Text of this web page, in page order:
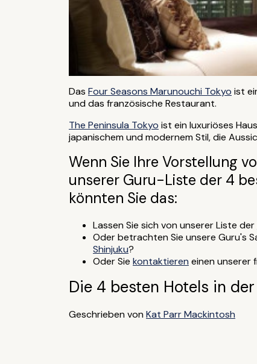
Das Four Seasons Marunouchi Tokyo ist
und das französische Restaurant.
The Peninsula Tokyo ist ein luxuriöses
japanischem und modernem Stil, die
Wenn Sie Ihre Vorstellung
unserer Guru-Liste der 4
könnten Sie das:
Lassen Sie sich von unserer Liste der
Oder betrachten Sie unsere Guru's
Shinjuku?
Oder Sie kontaktieren einen unserer
Die 4 besten Hotels in
Geschrieben vonKat Parr Mackintosh